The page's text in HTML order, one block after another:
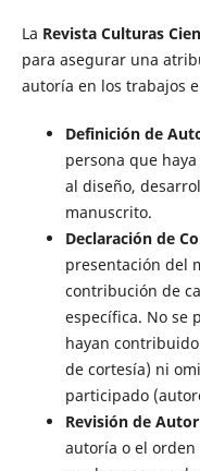
La Revista Culturas
para asegurar una
autoría en los trabajos
Definición de
persona que
al diseño,
manuscrito.
Declaración de
presentación del
contribución de
específica. No se
hayan
de cortesía) ni
participado
Revisión de
autoría o el